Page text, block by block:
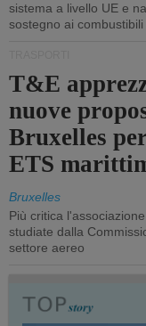
sistema a livello UE e
sostegno ai combustibili
T&E
nuove
Bruxelles
ETS
Bruxelles
Più critica
studiate dalla
settore aereo